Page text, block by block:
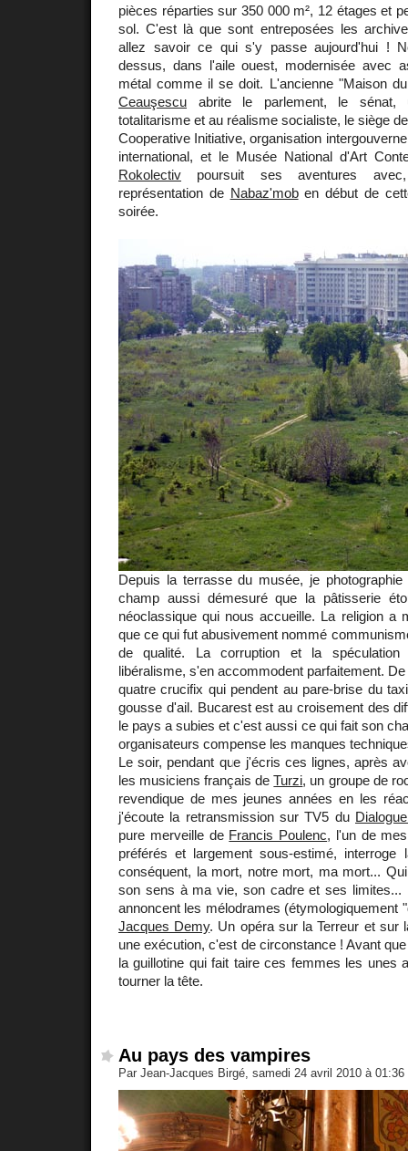
pièces réparties sur 350 000 m², 12 étages et
sol. C'est là que sont entreposées les
allez savoir ce qui s'y passe aujourd'hui !
dessus, dans l'aile ouest, modernisée avec
métal comme il se doit. L'ancienne "Maison
Ceauşescu abrite le parlement, le sénat,
totalitarisme et au réalisme socialiste, le siège
Cooperative Initiative, organisation
international, et le Musée National d'Art
Rokolectiv poursuit ses aventures
représentation de Nabaz'moben début de
soirée.
Depuis la terrasse du musée, je
champ aussi démesuré que la pâtisserie
néoclassique qui nous accueille. La religion a
que ce qui fut abusivement nommé
de qualité. La corruption et la spéculation
libéralisme, s'en accommodent parfaitement.
quatre crucifix qui pendent au pare-brise du
gousse d'ail. Bucarest est au croisement des
le pays a subies et c'est aussi ce qui fait son
organisateurs compense les manques
Le soir, pendant que j'écris ces lignes, après
les musiciens français deTurzi, un groupe de
revendique de mes jeunes années en les
j'écoute la retransmission sur TV5 du
pure merveille de Francis Poulenc, l'un de
préférés et largement sous-estimé,
conséquent, la mort, notre mort, ma mort...
son sens à ma vie, son cadre et ses limites...
annoncent les mélodrames (étymologiquement
Jacques Demy. Un opéra sur la Terreur et sur
une exécution, c'est de circonstance ! Avant
la guillotine qui fait taire ces femmes les unes
tourner la tête.
Au pays des vampires
Par Jean-Jacques Birgé, samedi 24 avril 2010 à 01:36